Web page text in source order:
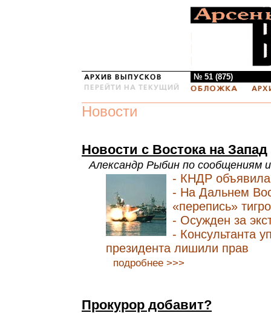
№ 51 (875)
Новости
Новости с Востока на Запад
Александр Рыбин по сообщениям
- КНДР объявила
- На Дальнем
«перепись»
- Осужден за
- Консультанта
президента лишили прав
подробнее >>>
Прокурор добавит?